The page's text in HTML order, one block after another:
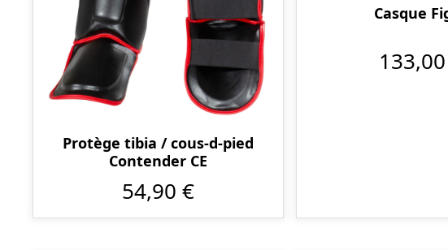
Protège tibia / cous-d-pied
Contender CE
54,90 €
Casque